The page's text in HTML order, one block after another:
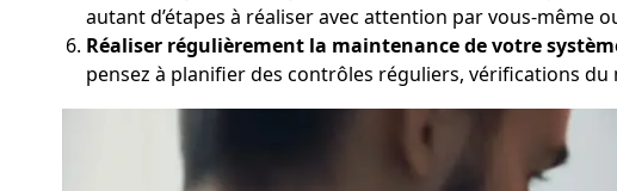
autant d’étapes à réaliser avec attention par vous-même
Réaliser régulièrement la maintenance de votre
pensez à planifier des contrôles réguliers, vérifications